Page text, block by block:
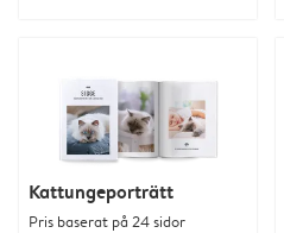
Kattungeporträtt
Pris baserat på 24 sidor